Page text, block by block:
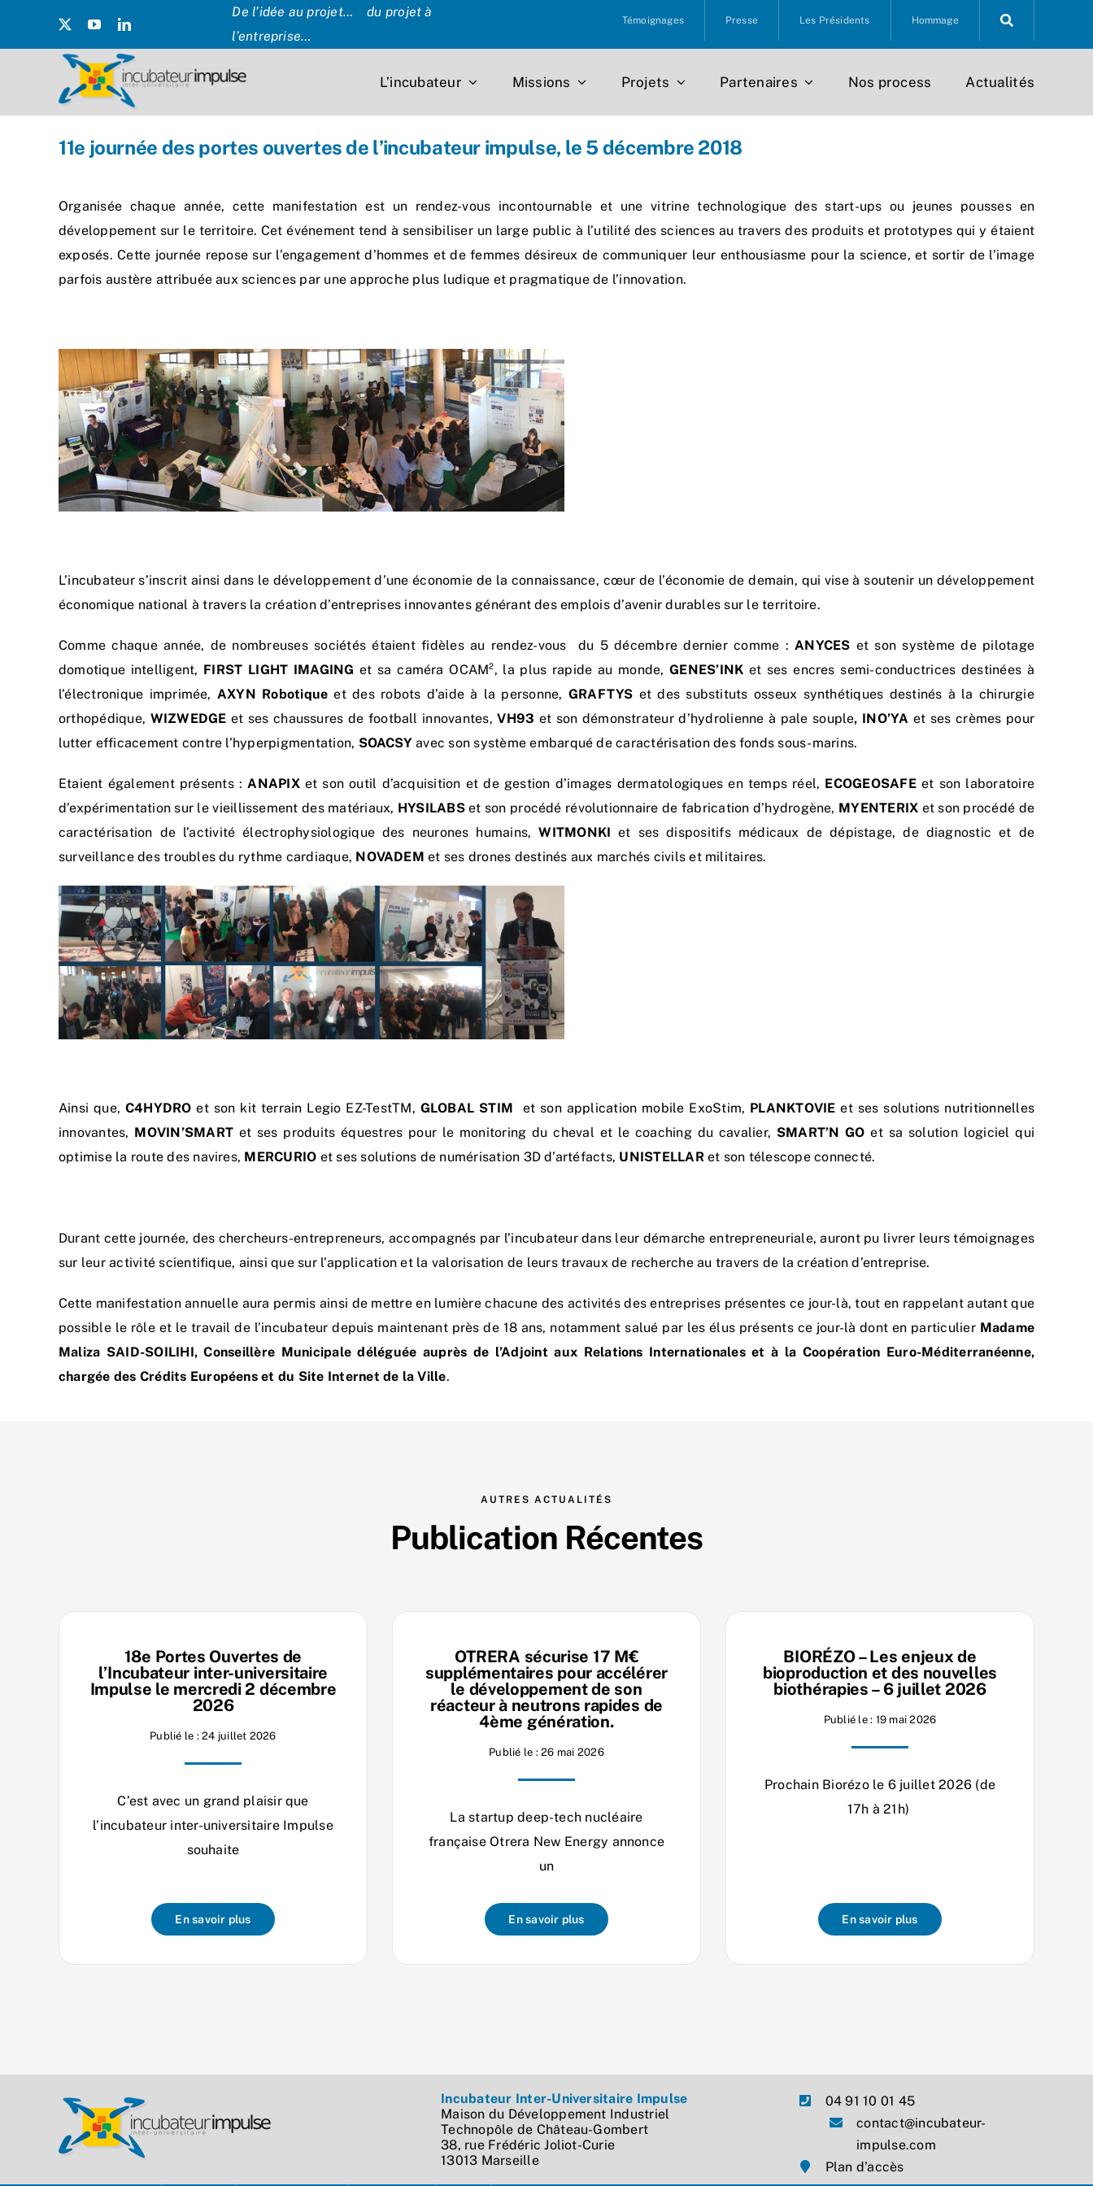
De l’idée au projet… du projet à
l’entreprise…
Témoignages Presse Les Présidents Hommage
L’incubateur Missions Projets Partenaires Nos process Actualités
11e journée des portes ouvertes de l’incubateur impulse, le 5 décembre 2018
Organisée chaque année, cette manifestation est un rendez-vous incontournable et une vitrine technologique des start-ups ou jeunes pousses en
développement sur le territoire. Cet événement tend à sensibiliser un large public à l’utilité des sciences au travers des produits et prototypes qui y étaient
exposés. Cette journée repose sur l’engagement d’hommes et de femmes désireux de communiquer leur enthousiasme pour la science, et sortir de l’image
parfois austère attribuée aux sciences par une approche plus ludique et pragmatique de l’innovation.
L’incubateur s’inscrit ainsi dans le développement d’une économie de la connaissance, cœur de l’économie de demain, qui vise à soutenir un développement
économique national à travers la création d’entreprises innovantes générant des emplois d’avenir durables sur le territoire.
Comme chaque année, de nombreuses sociétés étaient fidèles au rendez-vous du 5 décembre dernier comme :ANYCES et son système de pilotage
domotique intelligent, FIRST LIGHT IMAGING et sa caméra OCAM², la plus rapide au monde,GENES’INK et ses encres semi-conductrices destinées à
l’électronique imprimée, AXYN Robotique et des robots d’aide à la personne, GRAFTYS et des substituts osseux synthétiques destinés à la chirurgie
orthopédique, WIZWEDGE et ses chaussures de football innovantes,VH93 et son démonstrateur d’hydrolienne à pale souple, INO’YA et ses crèmes pour
lutter efficacement contre l’hyperpigmentation, SOACSYavec son système embarqué de caractérisation des fonds sous-marins.
Etaient également présents :ANAPIXet son outil d’acquisition et de gestion d’images dermatologiques en temps réel, ECOGEOSAFEet son laboratoire
d’expérimentation sur le vieillissement des matériaux, HYSILABSet son procédé révolutionnaire de fabrication d’hydrogène, MYENTERIX et son procédé de
caractérisation de l’activité électrophysiologique des neurones humains,WITMONKI et ses dispositifs médicaux de dépistage, de diagnostic et de
surveillance des troubles du rythme cardiaque, NOVADEM et ses drones destinés aux marchés civils et militaires.
Ainsi que, C4HYDRO et son kit terrain Legio EZ-TestTM, GLOBAL STIM et son application mobile ExoStim, PLANKTOVIE et ses solutions nutritionnelles
innovantes, MOVIN’SMART et ses produits équestres pour le monitoring du cheval et le coaching du cavalier, SMART’N GO et sa solution logiciel qui
optimise la route des navires, MERCURIO et ses solutions de numérisation 3D d’artéfacts, UNISTELLARet son télescope connecté.
Durant cette journée, des chercheurs-entrepreneurs, accompagnés par l’incubateur dans leur démarche entrepreneuriale, auront pu livrer leurs témoignages
sur leur activité scientifique, ainsi que sur l’application et la valorisation de leurs travaux de recherche au travers de la création d’entreprise.
Cette manifestation annuelle aura permis ainsi de mettre en lumière chacune des activités des entreprises présentes ce jour-là, tout en rappelant autant que
possible le rôle et le travail de l’incubateur depuis maintenant près de 18 ans, notamment salué par les élus présents ce jour-là dont en particulier Madame
Maliza SAID-SOILIHI, Conseillère Municipale déléguée auprès de l’Adjoint aux Relations Internationales et à la Coopération Euro-Méditerranéenne,
chargée des Crédits Européens et du Site Internet de la Ville.
AUTRES ACTUALITÉS
Publication Récentes
18e Portes Ouvertes de
l’Incubateur inter-universitaire
Impulse le mercredi 2 décembre
2026
Publié le : 24 juillet 2026
C’est avec un grand plaisir que
l’incubateur inter-universitaire Impulse
souhaite
En savoir plus
OTRERA sécurise 17 M€
supplémentaires pour accélérer
le développement de son
réacteur à neutrons rapides de
4ème génération.
Publié le : 26 mai 2026
La startup deep-tech nucléaire
française Otrera New Energy annonce
un
En savoir plus
BIORÉZO – Les enjeux de
bioproduction et des nouvelles
biothérapies – 6 juillet 2026
Publié le : 19 mai 2026
Prochain Biorézo le 6 juillet 2026 (de
17h à 21h)
En savoir plus
Incubateur Inter-Universitaire Impulse
Maison du Développement Industriel
Technopôle de Château-Gombert
38, rue Frédéric Joliot-Curie
13013 Marseille
04 91 10 01 45
contact@incubateur-
impulse.com
Plan d’accès